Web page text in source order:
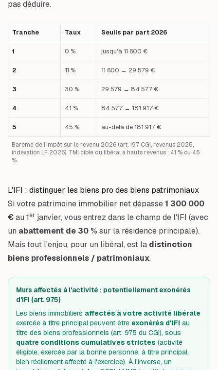
pas déduire.
Barème de l'impôt sur le revenu 2026 (art. 197 CGI, revenus 2025,
indexation LF 2026). TMI cible du libéral à hauts revenus : 41 % ou 45
%.
Tranche Taux Seuils par part 2026
1 0 % jusqu'à 11 600 €
2 11 % 11 600 → 29 579 €
3 30 % 29 579 → 84 577 €
4 41 % 84 577 → 181 917 €
5 45 % au-delà de 181 917 €
L'IFI : distinguer les biens pro des biens patrimoniaux
Si votre patrimoine immobilier net dépasse1 300 000
€au 1er janvier, vous entrez dans le champ de l'IFI (avec
un abattement de 30 % sur la résidence principale).
Mais tout l'enjeu, pour un libéral, est la distinction
biens professionnels / patrimoniaux.
Murs affectés à l'activité : potentiellement exonérés
d'IFI (art. 975)
Les biens immobiliers affectés à votre activité libérale
exercée à titre principal peuvent être exonérés d'IFI au
titre des biens professionnels (art. 975 du CGI), sous
quatre conditions cumulatives strictes (activité
éligible, exercée par la bonne personne, à titre principal,
bien réellement affecté à l'exercice). À l'inverse, un